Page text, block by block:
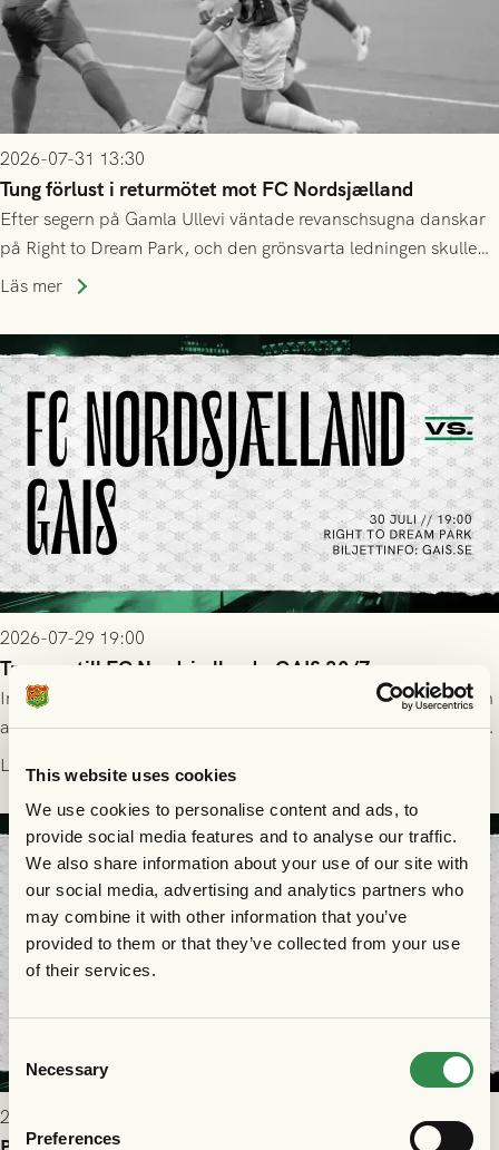
This website uses cookies
We use cookies to personalise content and ads, to
provide social media features and to analyse our traffic.
We also share information about your use of our site with
our social media, advertising and analytics partners who
may combine it with other information that you’ve
provided to them or that they’ve collected from your use
of their services.
Selection
Necessary
Preferences
2026-07-31 13:30
Tung förlust i returmötet mot FC Nordsjælland
Efter segern på Gamla Ullevi väntade revanschsugna danskar
på Right to Dream Park, och den grönsvarta ledningen skulle
upphöra efter mindre än kvarten spelad. På lika mark visade
tennissiffror och det grönsvarta europaäventyret tog slut.
Läs mer
2026-07-29 19:00
Truppen till FC Nordsjælland - GAIS 30/7
Imorgon torsdag spelar GAIS borta mot FC Nordsjælland i den
andra kvalmatchen till Conference League på Right to Dream
Park! Fredrik Holmberg och ledarstaben har tagit ut följande
trupp till matchen:
Läs mer
2026-07-29 9:15